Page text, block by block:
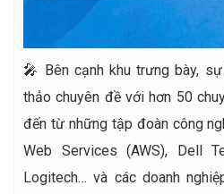
🎤 Bên cạnh khu trưng bày,
thảo chuyên đề với hơn 50
đến từ những tập đoàn công
Web Services (AWS), Dell
Logitech… và các doanh